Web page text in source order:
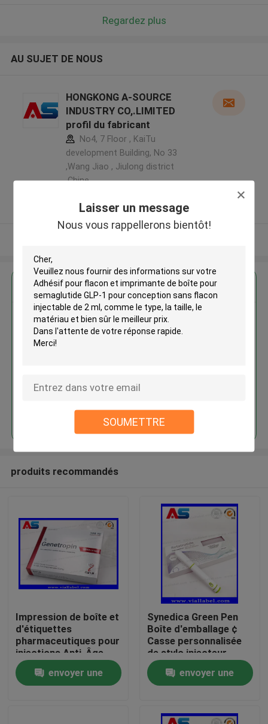
Laisser un message
Nous vous rappellerons bientôt!
SOUMETTRE
Maison
Produits
Regardez plus
AU SUJET DE NOUS
HONGKONG A-SOURCE
INDUSTRY CO,.LIMITED
profil du fabricant
No4, 7 Floor , KaiTu
development Building, No 33
,Wang Jiao , Jiulong district
,Chine
Fournisseur vérifié
Adhésif pour flacon et
imprimante de boîte pour
Continuer
produits recommandés
Impression de boîte et
d'étiquettes
pharmaceutiques pour
injections Anti-Âge
191AA en petits
flacons de 3 ml
Genetropin
envoyer une
Synedica Green Pen
Boîte d'emballage ¢
Casse personnalisée
de stylo injecteur
peptidique pour Reta
stylo injecteur
peptidique 40 mg,
Synedica
envoyer une